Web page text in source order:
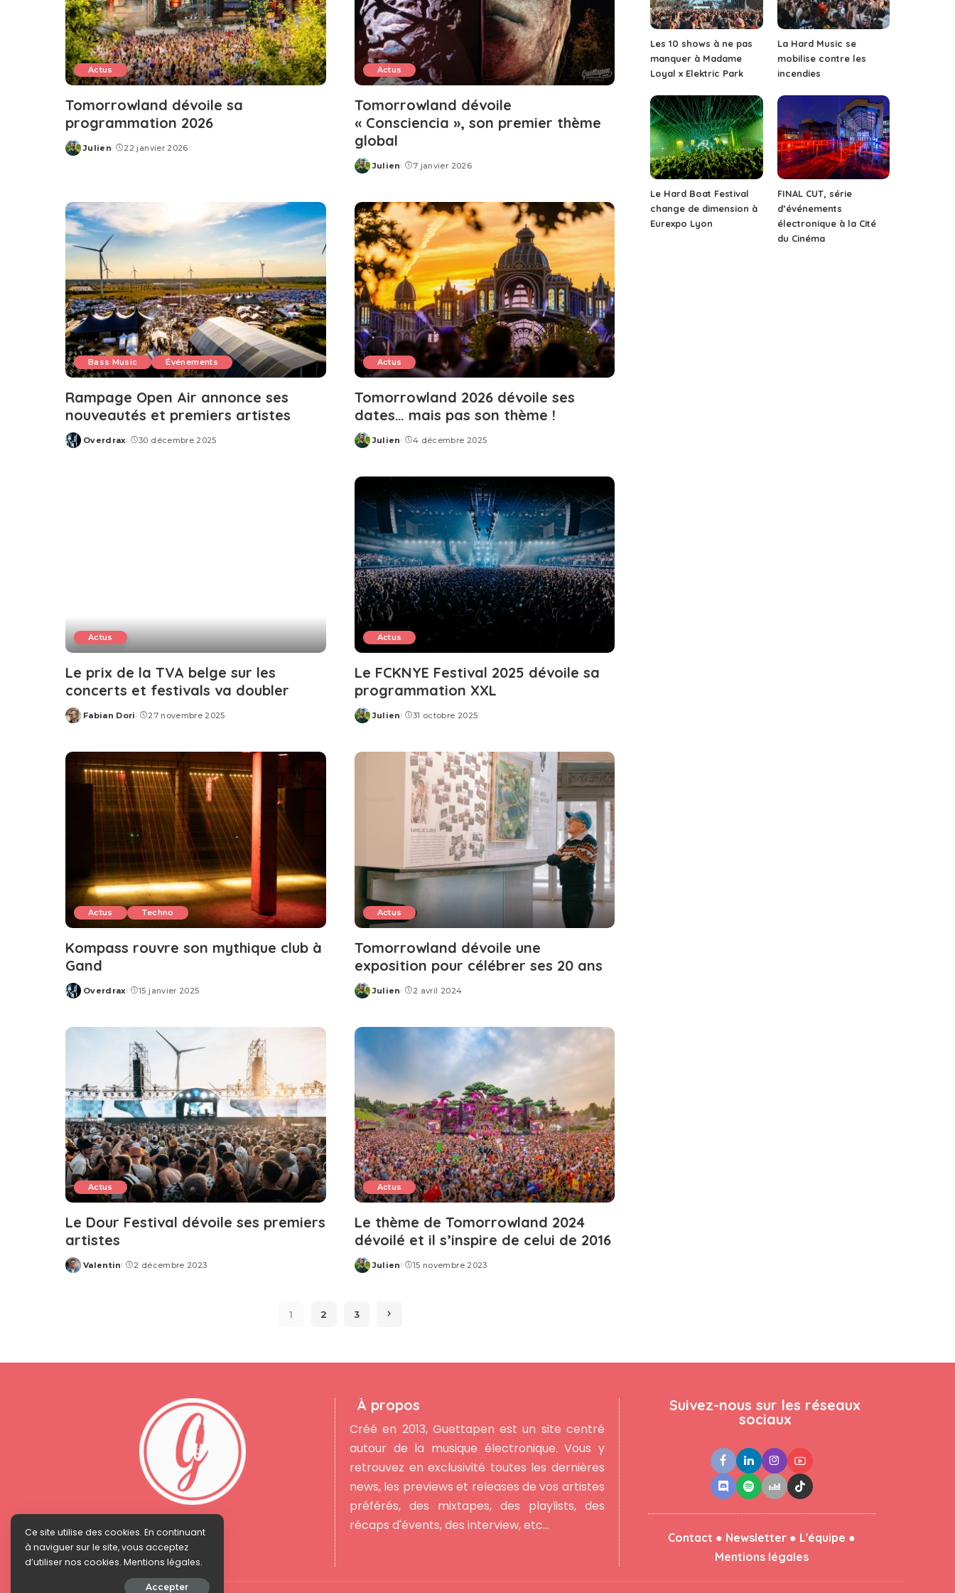
Actus
Tomorrowland dévoile sa
programmation 2026
Posted
Julien 22 janvier 2026
Actus
Tomorrowland dévoile
« Consciencia », son premier thème
global
Posted
Julien 7 janvier 2026
Bass Music Événements
Rampage Open Air annonce ses
nouveautés et premiers artistes
Posted
Overdrax 30 décembre 2025
Actus
Tomorrowland 2026 dévoile ses
dates… mais pas son thème !
Posted
Julien 4 décembre 2025
Actus
Le prix de la TVA belge sur les
concerts et festivals va doubler
Posted
Fabian Dori 27 novembre 2025
Actus
Le FCKNYE Festival 2025 dévoile sa
programmation XXL
Posted
Julien 31 octobre 2025
Actus Techno
Kompass rouvre son mythique club à
Gand
Posted
Overdrax 15 janvier 2025
Actus
Tomorrowland dévoile une
exposition pour célébrer ses 20 ans
Posted
Julien 2 avril 2024
Actus
Le Dour Festival dévoile ses premiers
artistes
Posted
Valentin 2 décembre 2023
Actus
Le thème de Tomorrowland 2024
dévoilé et il s’inspire de celui de 2016
Posted
Julien 15 novembre 2023
1 2 3
Les 10 shows à ne pas
manquer à Madame
Loyal x Elektric Park
La Hard Music se
mobilise contre les
incendies
Le Hard Boat Festival
change de dimension à
Eurexpo Lyon
FINAL CUT, série
d’événements
électronique à la Cité
du Cinéma
À propos
Créé en 2013, Guettapen est un site centré
autour de la musique électronique. Vous y
retrouvez en exclusivité toutes les dernières
news, les previews et releases de vos artistes
préférés, des mixtapes, des playlists, des
récaps d'évents, des interview, etc...
Suivez-nous sur les réseaux
sociaux
Contact ● Newsletter ● L'équipe ●
Mentions légales
Ce site utilise des cookies. En continuant
à naviguer sur le site, vous acceptez
d’utiliser nos cookies. Mentions légales.
Accepter